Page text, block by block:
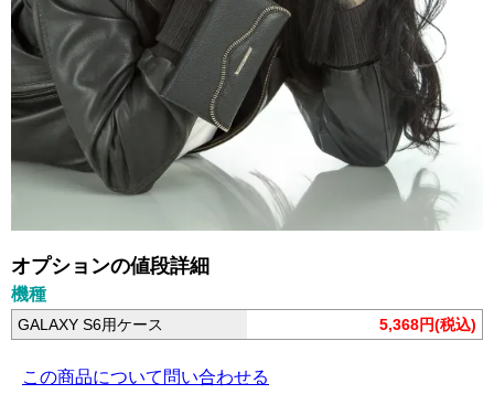
オプションの値段詳細
機種
GALAXY S6用ケース 5,368円(税込)
この商品について問い合わせる